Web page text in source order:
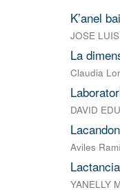
K’anel
JOSE
La
Claudia
DAVID
Aviles
YANELLY